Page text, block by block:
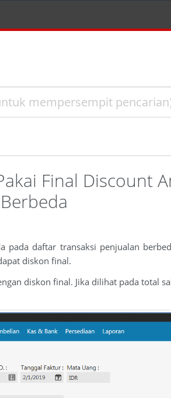
Final Discount
pada daftar transaksi penjualan
diskon final.
diskon final. Jika dilihat pada total